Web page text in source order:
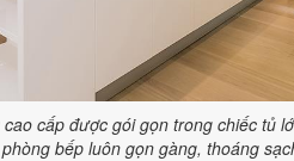
cấp được gói gọn trong chiếc tủ
bếp luôn gọn gàng, thoáng